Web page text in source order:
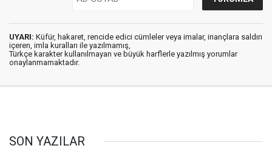
UYARI: Küfür, hakaret, rencide edici cümleler veya imalar, inançlara saldırı
içeren, imla kuralları ile yazılmamış,
Türkçe karakter kullanılmayan ve büyük harflerle yazılmış yorumlar
onaylanmamaktadır.
SON YAZILAR